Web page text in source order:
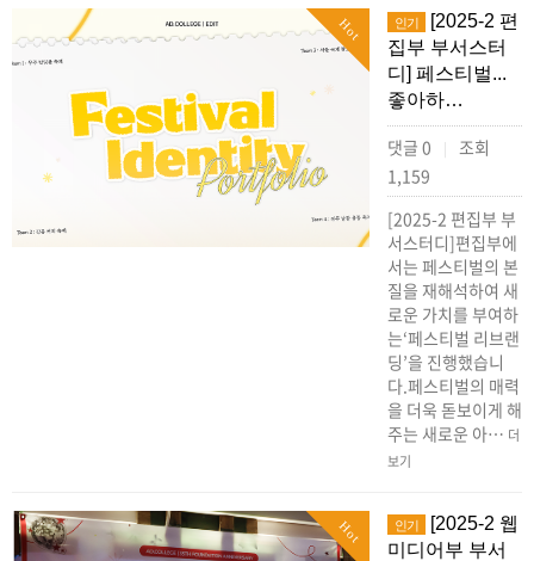
Hot 인기
[2025-2 편
집부 부서스터
디] 페스티벌...
좋아하…
댓글 0 |
조회
1,159
[2025-2 편집부 부
서스터디]편집부에
서는 페스티벌의 본
질을 재해석하여 새
로운 가치를 부여하
는‘페스티벌 리브랜
딩’을 진행했습니
다.페스티벌의 매력
을 더욱 돋보이게 해
주는 새로운 아… 더
보기
Hot 인기
[2025-2 웹
미디어부 부서